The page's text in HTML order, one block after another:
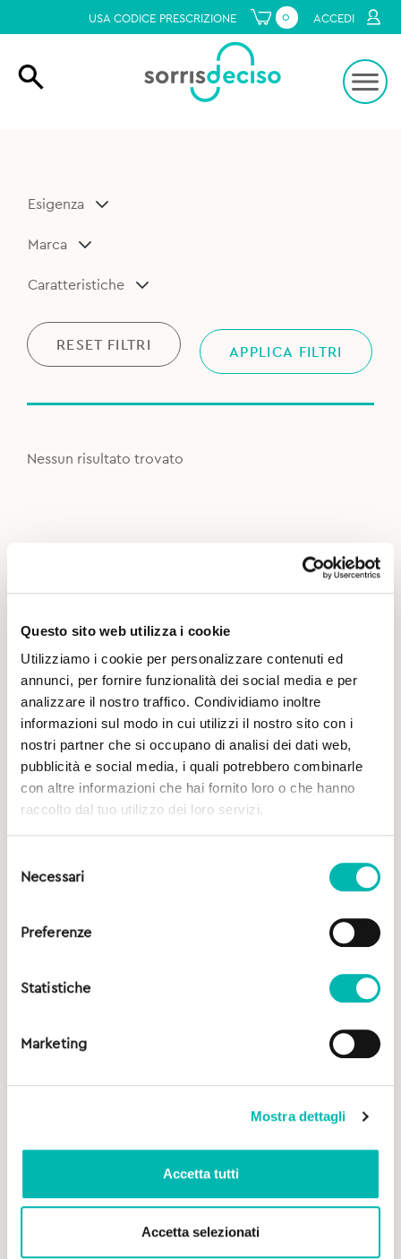
Questo sito web utilizza i cookie
Utilizziamo i cookie per personalizzare contenuti ed
annunci, per fornire funzionalità dei social media e per
analizzare il nostro traffico. Condividiamo inoltre
informazioni sul modo in cui utilizzi il nostro sito con i
nostri partner che si occupano di analisi dei dati web,
pubblicità e social media, i quali potrebbero combinarle
con altre informazioni che hai fornito loro o che hanno
raccolto dal tuo utilizzo dei loro servizi.
delNecessari
Preferenze
Statistiche
Marketing
Mostra dettagli
Accetta tutti
Accetta selezionati
USA CODICE PRESCRIZIONE 0 ACCEDI
Esigenza
Marca
Caratteristiche
RESET FILTRI APPLICA FILTRI
Nessun risultato trovato